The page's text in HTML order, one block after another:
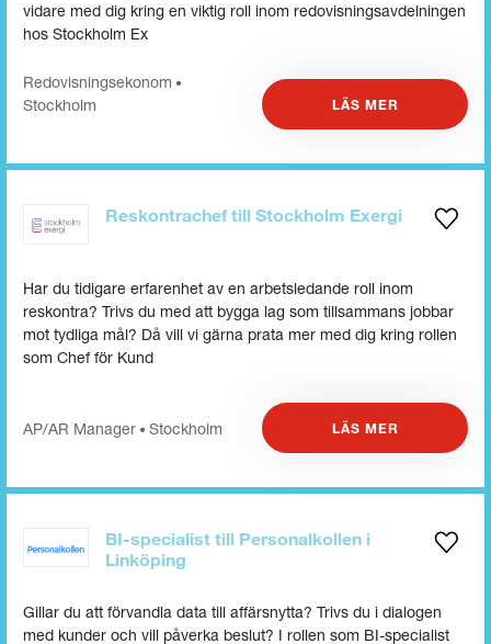
vidare med dig kring en viktig roll inom redovisningsavdelningen
hos Stockholm Ex
Redovisnings­ekonom •
Stockholm LÄS MER
Reskontrachef till Stockholm Exergi
Har du tidigare erfarenhet av en arbetsledande roll inom
reskontra? Trivs du med att bygga lag som tillsammans jobbar
mot tydliga mål? Då vill vi gärna prata mer med dig kring rollen
som Chef för Kund
AP/AR Manager • Stockholm LÄS MER
BI-specialist till Personalkollen i
Linköping
Gillar du att förvandla data till affärsnytta? Trivs du i dialogen
med kunder och vill påverka beslut? I rollen som BI-specialist